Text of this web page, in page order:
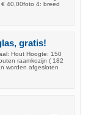
40,00foto 4: breed
gratis!
Hout Hoogte: 150
raamkozijn ( 182
worden afgesloten